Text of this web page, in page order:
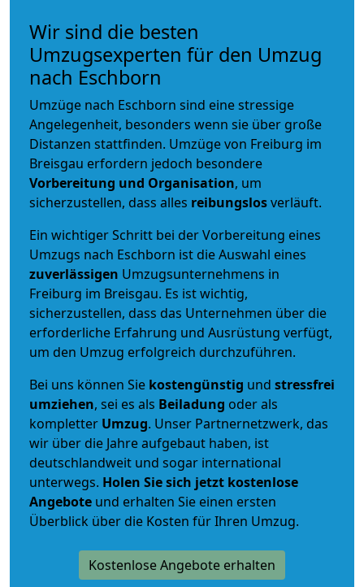
Wir sind die besten
Umzugsexperten für den Umzug
nach Eschborn
Umzüge nach Eschborn sind eine stressige
Angelegenheit, besonders wenn sie über große
Distanzen stattfinden. Umzüge von Freiburg im
Breisgau erfordern jedoch besondere
Vorbereitung und Organisation, um
sicherzustellen, dass alles reibungslosverläuft.
Ein wichtiger Schritt bei der Vorbereitung eines
Umzugs nach Eschborn ist die Auswahl eines
zuverlässigen Umzugsunternehmens in
Freiburg im Breisgau. Es ist wichtig,
sicherzustellen, dass das Unternehmen über die
erforderliche Erfahrung und Ausrüstung verfügt,
um den Umzug erfolgreich durchzuführen.
Bei uns können Sie kostengünstig und stressfrei
umziehen, sei es als Beiladung oder als
kompletter Umzug. Unser Partnernetzwerk, das
wir über die Jahre aufgebaut haben, ist
deutschlandweit und sogar international
unterwegs. Holen Sie sich jetzt kostenlose
Angebote und erhalten Sie einen ersten
Überblick über die Kosten für Ihren Umzug.
Kostenlose Angebote erhalten